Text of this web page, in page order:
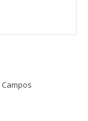
Campos